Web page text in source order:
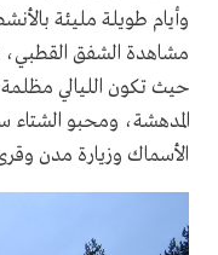
وأيام طويلة مليئة
مشاهدة الشفق القطبي،
حيث تكون الليالي مظلمة
المدهشة، ومحبو
الأسماك وزيارة مدن